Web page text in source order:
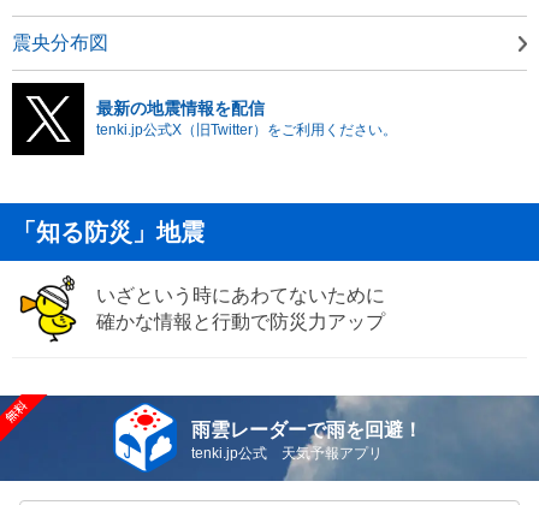
震央分布図
最新の地震情報を配信
tenki.jp公式X（旧Twitter）をご利用ください。
「知る防災」地震
いざという時にあわてないために
確かな情報と行動で防災力アップ
雨雲レーダーで雨を回避！
tenki.jp公式 天気予報アプリ